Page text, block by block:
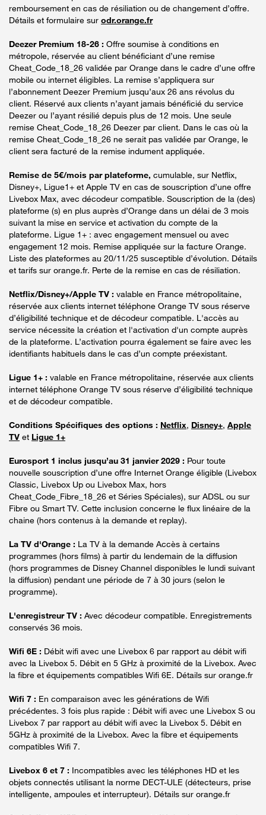
remboursement en cas de résiliation ou de changement d’offre.
Détails et formulaire sur odr.orange.fr
Deezer Premium 18-26 : Offre soumise à conditions en
métropole, réservée au client bénéficiant d’une remise
Cheat_Code_18_26 validée par Orange dans le cadre d’une offre
mobile ou internet éligibles. La remise s’appliquera sur
l’abonnement Deezer Premium jusqu’aux 26 ans révolus du
client. Réservé aux clients n’ayant jamais bénéficié du service
Deezer ou l’ayant résilié depuis plus de 12 mois. Une seule
remise Cheat_Code_18_26 Deezer par client. Dans le cas où la
remise Cheat_Code_18_26 ne serait pas validée par Orange, le
client sera facturé de la remise indument appliquée.
Remise de 5€/mois par plateforme, cumulable, sur Netflix,
Disney+, Ligue1+ et Apple TV en cas de souscription d’une offre
Livebox Max, avec décodeur compatible. Souscription de la (des)
plateforme (s) en plus auprès d’Orange dans un délai de 3 mois
suivant la mise en service et activation du compte de la
plateforme. Ligue 1+ : avec engagement mensuel ou avec
engagement 12 mois. Remise appliquée sur la facture Orange.
Liste des plateformes au 20/11/25 susceptible d’évolution. Détails
et tarifs sur orange.fr. Perte de la remise en cas de résiliation.
Netflix/Disney+/Apple TV : valable en France métropolitaine,
réservée aux clients internet téléphone Orange TV sous réserve
d’éligibilité technique et de décodeur compatible. L'accès au
service nécessite la création et l'activation d'un compte auprès
de la plateforme. L’activation pourra également se faire avec les
identifiants habituels dans le cas d’un compte préexistant.
Ligue 1+ : valable en France métropolitaine, réservée aux clients
internet téléphone Orange TV sous réserve d’éligibilité technique
et de décodeur compatible.
Conditions Spécifiques des options : Netflix, Disney+, Apple
TV et Ligue 1+
Eurosport 1 inclus jusqu’au 31 janvier 2029 : Pour toute
nouvelle souscription d’une offre Internet Orange éligible (Livebox
Classic, Livebox Up ou Livebox Max, hors
Cheat_Code_Fibre_18_26 et Séries Spéciales), sur ADSL ou sur
Fibre ou Smart TV. Cette inclusion concerne le flux linéaire de la
chaine (hors contenus à la demande et replay).
La TV d'Orange : La TV à la demande Accès à certains
programmes (hors films) à partir du lendemain de la diffusion
(hors programmes de Disney Channel disponibles le lundi suivant
la diffusion) pendant une période de 7 à 30 jours (selon le
programme).
L'enregistreur TV : Avec décodeur compatible. Enregistrements
conservés 36 mois.
Wifi 6E : Débit wifi avec une Livebox 6 par rapport au débit wifi
avec la Livebox 5. Débit en 5 GHz à proximité de la Livebox. Avec
la fibre et équipements compatibles Wifi 6E. Détails sur orange.fr
Wifi 7 : En comparaison avec les générations de Wifi
précédentes. 3 fois plus rapide : Débit wifi avec une Livebox S ou
Livebox 7 par rapport au débit wifi avec la Livebox 5. Débit en
5GHz à proximité de la Livebox. Avec la fibre et équipements
compatibles Wifi 7.
Livebox 6 et 7 : Incompatibles avec les téléphones HD et les
objets connectés utilisant la norme DECT-ULE (détecteurs, prise
intelligente, ampoules et interrupteur). Détails sur orange.fr